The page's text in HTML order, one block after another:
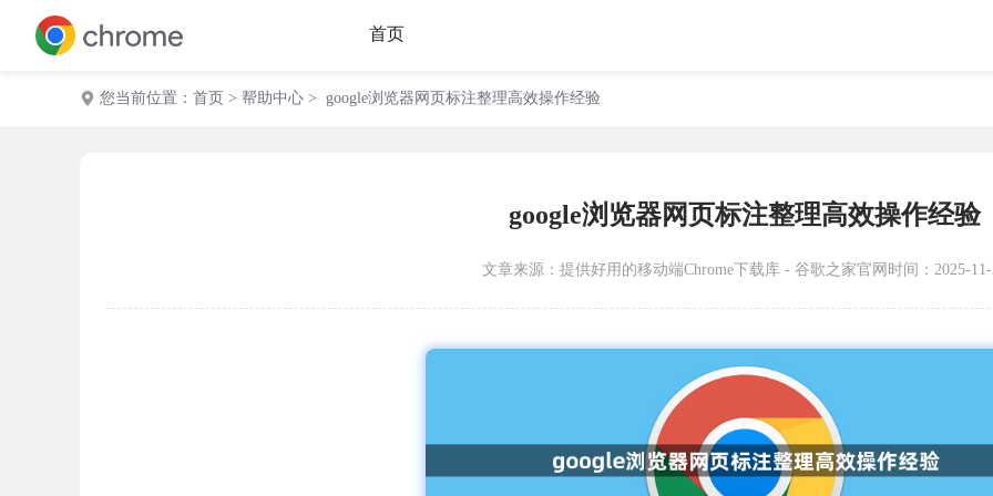
首页
您当前位置： 首页 > 帮助中心 > google浏览器网页标注整理高效操作经验
google浏览器网页标注整理高效操作经验
文章来源： 提供好用的移动端Chrome下载库 - 谷歌之家官网 时间：2025-